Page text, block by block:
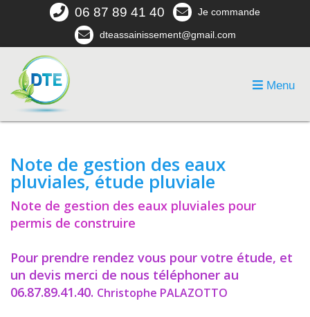
06 87 89 41 40 Je commande
dteassainissement@gmail.com
Menu
Note de gestion des eaux
pluviales, étude pluviale
Note de gestion des eaux pluviales pour
permis de construire
Pour prendre rendez vous pour votre étude, et
un devis merci de nous téléphoner au
06.87.89.41.40. Christophe PALAZOTTO